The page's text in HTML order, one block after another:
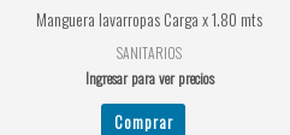
Manguera lavarropas Carga x 1.80 mts
SANITARIOS
Ingresar para ver precios
Comprar